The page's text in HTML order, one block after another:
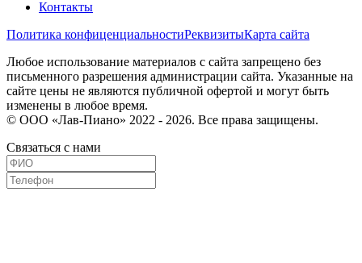
Контакты
Политика конфиценциальностиРеквизитыКарта сайта
Любое использование материалов с сайта запрещено без
письменного разрешения администрации сайта. Указанные на
сайте цены не являются публичной офертой и могут быть
изменены в любое время.
© ООО «Лав-Пиано» 2022 - 2026. Все права защищены.
Связаться с нами